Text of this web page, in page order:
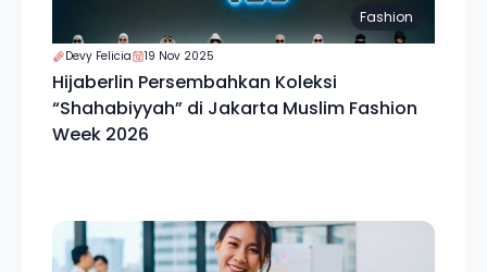
Fashion
Devy Felicia 19 Nov 2025
Hijaberlin Persembahkan Koleksi
“Shahabiyyah” di Jakarta Muslim Fashion
Week 2026